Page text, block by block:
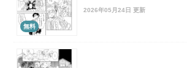
無料
2026年05月24日 更新